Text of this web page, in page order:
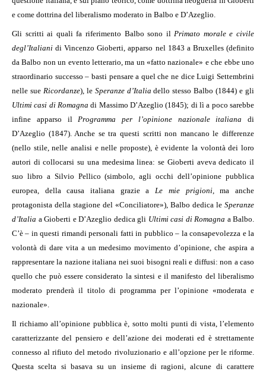
e come dottrina del liberalismo moderato in Balbo e D’Azeglio.
Gli scritti ai quali fa riferimento Balbo sono ilPrimato morale e civile
degl’Italianidi Vincenzo Gioberti, apparso nel 1843 a Bruxelles (definito
da Balbo non un evento letterario, ma un «fatto nazionale» e che ebbe uno
straordinario successo – basti pensare a quel che ne dice Luigi Settembrini
nelle sue Ricordanze), le Speranze d’Italia dello stesso Balbo (1844) e gli
Ultimi casi di Romagna di Massimo D’Azeglio (1845); di lì a poco sarebbe
infine apparso ilProgramma per l’opinione nazionale italiana di
D’Azeglio (1847). Anche se tra questi scritti non mancano le differenze
(nello stile, nelle analisi e nelle proposte), è evidente la volontà dei loro
autori di collocarsi su una medesima linea: se Gioberti aveva dedicato il
suo libro a Silvio Pellico (simbolo, agli occhi dell’opinione pubblica
europea, della causa italiana grazie aLe mie prigioni, ma anche
protagonista della stagione del «Conciliatore»), Balbo dedica le Speranze
d’Italia a Gioberti e D’Azeglio dedica gli Ultimi casi di Romagna a Balbo.
C’è – in questi rimandi personali fatti in pubblico – la consapevolezza e la
volontà di dare vita a un medesimo movimento d’opinione, che aspira a
rappresentare la nazione italiana nei suoi bisogni reali e diffusi: non a caso
quello che può essere considerato la sintesi e il manifesto del liberalismo
moderato prenderà il titolo di programma per l’opinione «moderata e
nazionale».
Il richiamo all’opinione pubblica è, sotto molti punti di vista, l’elemento
caratterizzante del pensiero e dell’azione dei moderati ed è strettamente
connesso al rifiuto del metodo rivoluzionario e all’opzione per le riforme.
Questa scelta si basava su un insieme di ragioni, alcune di carattere